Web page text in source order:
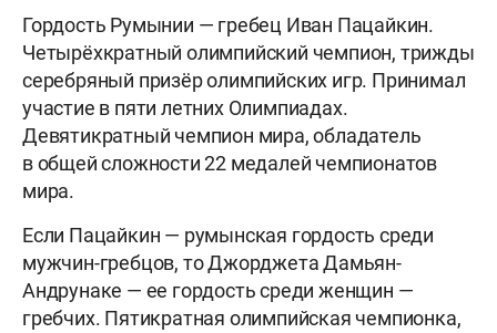
Гордость Румынии — гребец Иван Пацайкин.
Четырёхкратный олимпийский чемпион, трижды
серебряный призёр олимпийских игр. Принимал
участие в пяти летних Олимпиадах.
Девятикратный чемпион мира, обладатель
в общей сложности 22 медалей чемпионатов
мира.
Если Пацайкин — румынская гордость среди
мужчин-гребцов, то Джорджета Дамьян-
Андрунаке — ее гордость среди женщин —
гребчих. Пятикратная олимпийская чемпионка,